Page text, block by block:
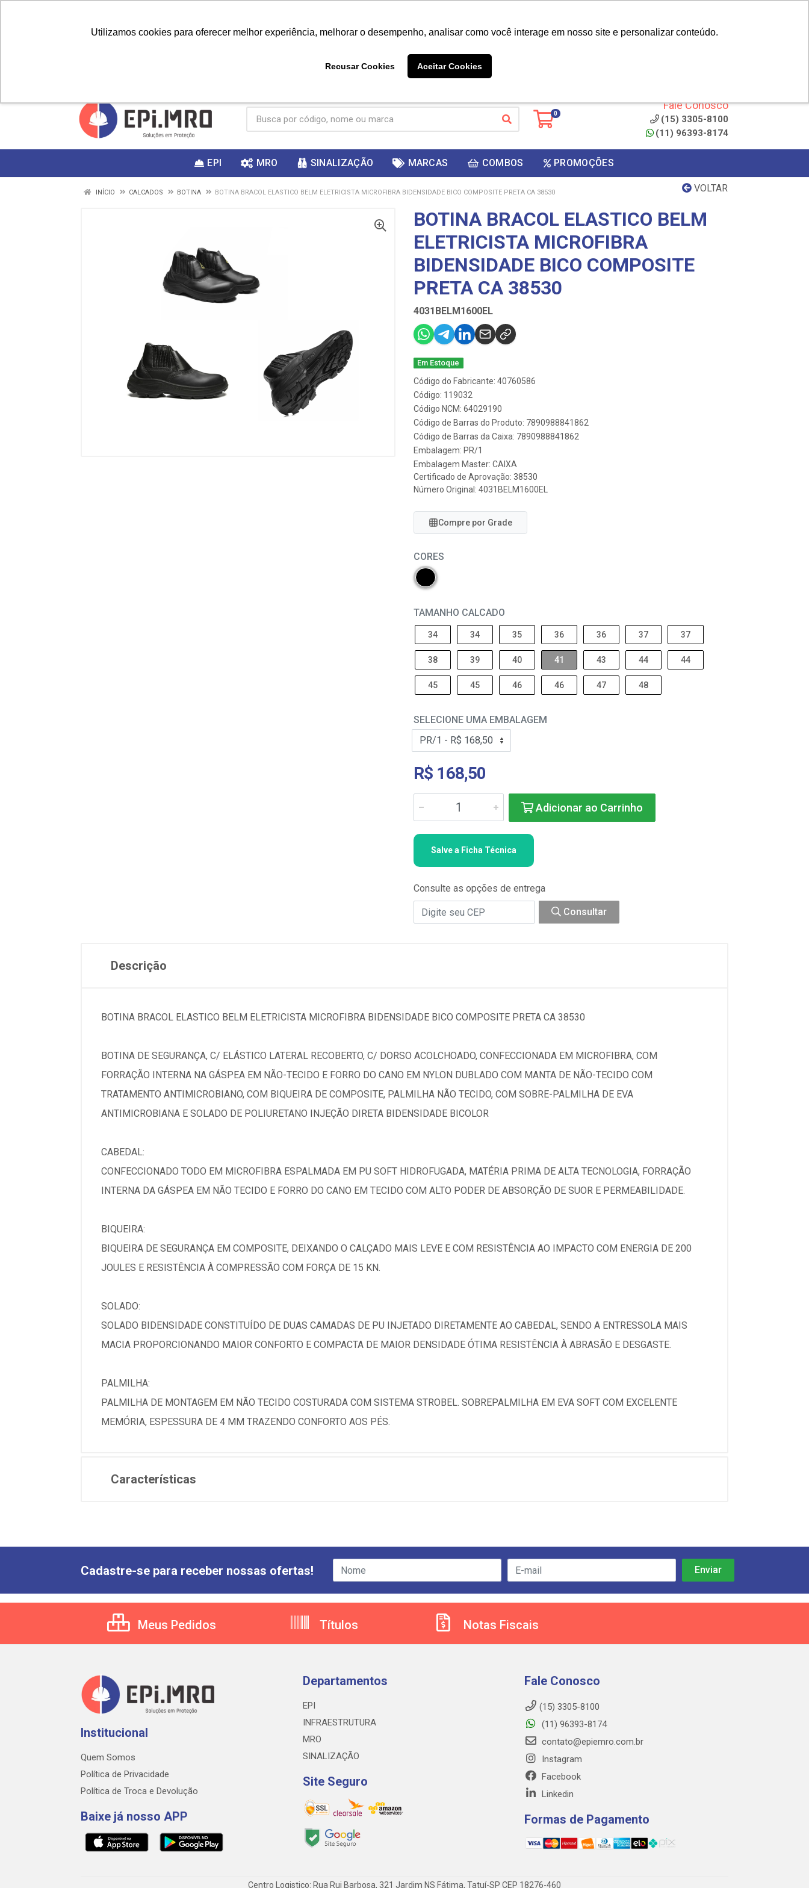
Utilizamos cookies para oferecer melhor experiência, melhorar o desempenho, analisar como você interage em nosso site e personalizar conteúdo.
Recusar Cookies Aceitar Cookies
ganhar
0
Fale Conosco
(15) 3305-8100
(11) 96393-8174
EPI MRO SINALIZAÇÃO MARCAS COMBOS PROMOÇÕES
VOLTAR
INÍCIO CALCADOS BOTINA BOTINA BRACOL ELASTICO BELM ELETRICISTA MICROFIBRA BIDENSIDADE BICO COMPOSITE PRETA CA 38530
BOTINA BRACOL ELASTICO BELM
ELETRICISTA MICROFIBRA
BIDENSIDADE BICO COMPOSITE
PRETA CA 38530
4031BELM1600EL
Em Estoque
Código do Fabricante: 40760586
Código: 119032
Código NCM: 64029190
Código de Barras do Produto: 7890988841862
Código de Barras da Caixa: 7890988841862
Embalagem: PR/1
Embalagem Master: CAIXA
Certificado de Aprovação: 38530
Número Original: 4031BELM1600EL
Compre por Grade
CORES
TAMANHO CALCADO
34 34 35 36 36 37 37
38 39 40 41 43 44 44
45 45 46 46 47 48
SELECIONE UMA EMBALAGEM
R$ 168,50
Adicionar ao Carrinho
Salve a Ficha Técnica
Consulte as opções de entrega
Consultar
Descrição
BOTINA BRACOL ELASTICO BELM ELETRICISTA MICROFIBRA BIDENSIDADE BICO COMPOSITE PRETA CA 38530
BOTINA DE SEGURANÇA, C/ ELÁSTICO LATERAL RECOBERTO, C/ DORSO ACOLCHOADO, CONFECCIONADA EM MICROFIBRA, COM
FORRAÇÃO INTERNA NA GÁSPEA EM NÃO-TECIDO E FORRO DO CANO EM NYLON DUBLADO COM MANTA DE NÃO-TECIDO COM
TRATAMENTO ANTIMICROBIANO, COM BIQUEIRA DE COMPOSITE, PALMILHA NÃO TECIDO, COM SOBRE-PALMILHA DE EVA
ANTIMICROBIANA E SOLADO DE POLIURETANO INJEÇÃO DIRETA BIDENSIDADE BICOLOR
CABEDAL:
CONFECCIONADO TODO EM MICROFIBRA ESPALMADA EM PU SOFT HIDROFUGADA, MATÉRIA PRIMA DE ALTA TECNOLOGIA, FORRAÇÃO
INTERNA DA GÁSPEA EM NÃO TECIDO E FORRO DO CANO EM TECIDO COM ALTO PODER DE ABSORÇÃO DE SUOR E PERMEABILIDADE.
BIQUEIRA:
BIQUEIRA DE SEGURANÇA EM COMPOSITE, DEIXANDO O CALÇADO MAIS LEVE E COM RESISTÊNCIA AO IMPACTO COM ENERGIA DE 200
JOULES E RESISTÊNCIA À COMPRESSÃO COM FORÇA DE 15 KN.
SOLADO:
SOLADO BIDENSIDADE CONSTITUÍDO DE DUAS CAMADAS DE PU INJETADO DIRETAMENTE AO CABEDAL, SENDO A ENTRESSOLA MAIS
MACIA PROPORCIONANDO MAIOR CONFORTO E COMPACTA DE MAIOR DENSIDADE ÓTIMA RESISTÊNCIA À ABRASÃO E DESGASTE.
PALMILHA:
PALMILHA DE MONTAGEM EM NÃO TECIDO COSTURADA COM SISTEMA STROBEL. SOBREPALMILHA EM EVA SOFT COM EXCELENTE
MEMÓRIA, ESPESSURA DE 4 MM TRAZENDO CONFORTO AOS PÉS.
Características
Cadastre-se para receber nossas ofertas!
Meus Pedidos Títulos Notas Fiscais
Institucional
Quem Somos
Política de Privacidade
Política de Troca e Devolução
Baixe já nosso APP
Departamentos
EPI
INFRAESTRUTURA
MRO
SINALIZAÇÃO
Site Seguro
Fale Conosco
(15) 3305-8100
(11) 96393-8174
contato@epiemro.com.br
Instagram
Facebook
Linkedin
Formas de Pagamento
Centro Logistico: Rua Rui Barbosa, 321 Jardim NS Fátima, Tatuí-SP CEP 18276-460